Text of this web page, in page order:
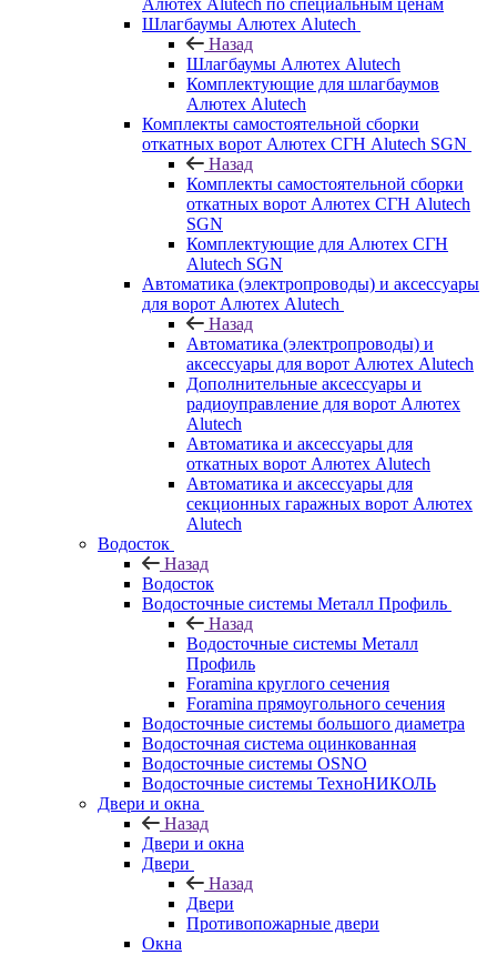
Алютех Alutech по специальным ценам
Шлагбаумы Алютех Alutech
Назад
Шлагбаумы Алютех Alutech
Комплектующие для шлагбаумов
Алютех Alutech
Комплекты самостоятельной сборки
откатных ворот Алютех СГН Alutech SGN
Назад
Комплекты самостоятельной сборки
откатных ворот Алютех СГН Alutech
SGN
Комплектующие для Алютех СГН
Alutech SGN
Автоматика (электропроводы) и аксессуары
для ворот Алютех Alutech
Назад
Автоматика (электропроводы) и
аксессуары для ворот Алютех Alutech
Дополнительные аксессуары и
радиоуправление для ворот Алютех
Alutech
Автоматика и аксессуары для
откатных ворот Алютех Alutech
Автоматика и аксессуары для
секционных гаражных ворот Алютех
Alutech
Водосток
Назад
Водосток
Водосточные системы Металл Профиль
Назад
Водосточные системы Металл
Профиль
Foramina круглого сечения
Foramina прямоугольного сечения
Водосточные системы большого диаметра
Водосточная система оцинкованная
Водосточные системы OSNO
Водосточные системы ТехноНИКОЛЬ
Двери и окна
Назад
Двери и окна
Двери
Назад
Двери
Противопожарные двери
Окна